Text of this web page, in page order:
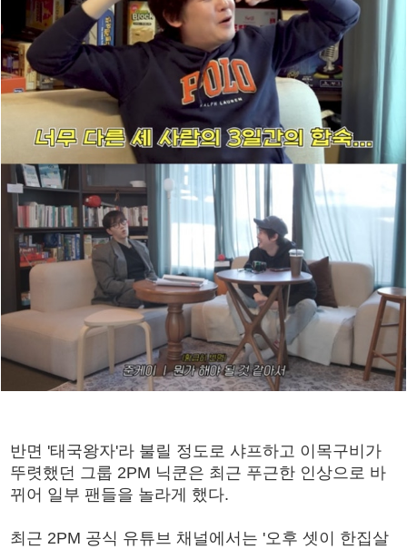
반면 '태국왕자'라 불릴 정도로 샤프하고 이목구비가
뚜렷했던 그룹 2PM 닉쿤은 최근 푸근한 인상으로 바
뀌어 일부 팬들을 놀라게 했다.
최근 2PM 공식 유튜브 채널에서는 '오후 셋이 한집살